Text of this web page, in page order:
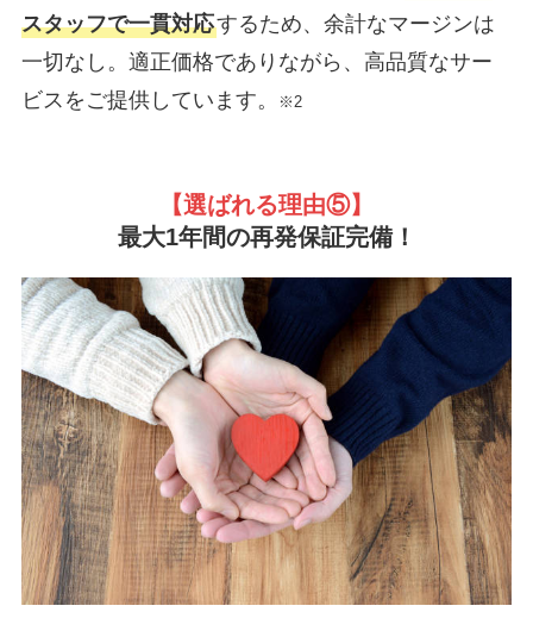
スタッフで一貫対応するため、余計なマージンは
一切なし。適正価格でありながら、高品質なサー
ビスをご提供しています。
※2
【選ばれる理由⑤】
最大1年間の再発保証完備！